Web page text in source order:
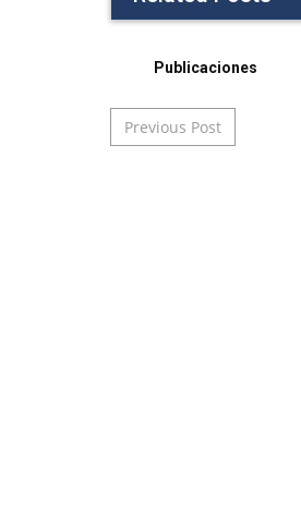
Publicaciones
Post
Previous Post